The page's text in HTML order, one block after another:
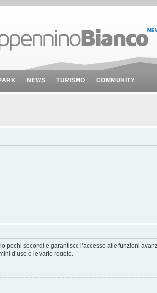
NEWS TURISMO COMMUNITY
secondi e garantisce l’accesso alle funzioni
d’uso e le varie regole.